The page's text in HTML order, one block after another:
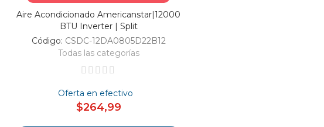
Aire Acondicionado Americanstar|12000
BTU Inverter | Split
Código: CSDC-12DA0805D22B12
Todas las categorías
Oferta en efectivo
$264,99